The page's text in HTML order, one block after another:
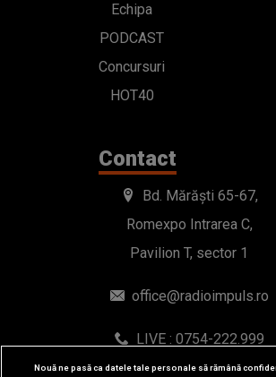
Echipa
PODCAST
Concursuri
HOT40
Contact
Bd. Mărăști 65-67,
Romexpo Intrarea C,
Pavilion T, sector 1
office@radioimpuls.ro
LIVE : 0754-222.999
WhatsApp: 0754-
Nouă ne pasă ca datele tale personale să rămână